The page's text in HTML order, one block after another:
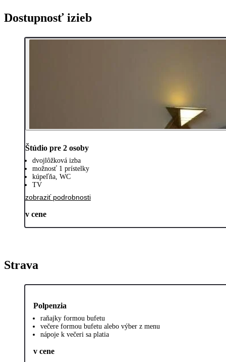
Dostupnosť izieb
Štúdio pre 2 osoby
dvojlôžková izba
možnosť 1 prístelky
kúpeľňa, WC
TV
zobraziť podrobnosti
v cene
Strava
Polpenzia
raňajky formou bufetu
večere formou bufetu alebo výber z menu
nápoje k večeri sa platia
v cene